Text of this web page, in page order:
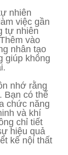
nhiên
việc gần
tự nhiên
vào
nhân tạo
giúp không
nhớ rằng
Bạn có thể
chức năng
và khí
chỉ tiết
hiệu quả
kế nội thất